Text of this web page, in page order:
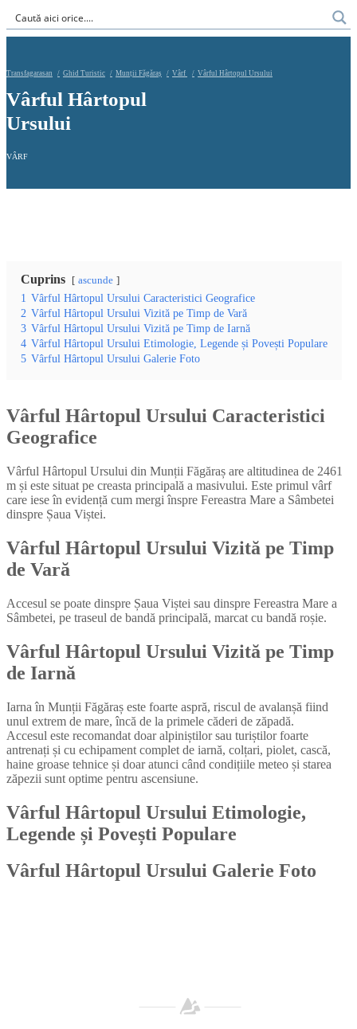
Transfagarasan Ghid Turistic Munții Făgăraș Vârf Vârful Hârtopul Ursului
Vârful Hârtopul
Ursului
VÂRF
Cuprins ascunde
1 Vârful Hârtopul Ursului Caracteristici Geografice
2 Vârful Hârtopul Ursului Vizită pe Timp de Vară
3 Vârful Hârtopul Ursului Vizită pe Timp de Iarnă
4 Vârful Hârtopul Ursului Etimologie, Legende și Povești Populare
5 Vârful Hârtopul Ursului Galerie Foto
Vârful Hârtopul Ursului Caracteristici
Geografice
Vârful Hârtopul Ursului din Munții Făgăraș are altitudinea de 2461
m și este situat pe creasta principală a masivului. Este primul vârf
care iese în evidență cum mergi înspre Fereastra Mare a Sâmbetei
dinspre Șaua Viștei.
Vârful Hârtopul Ursului Vizită pe Timp
de Vară
Accesul se poate dinspre Șaua Viștei sau dinspre Fereastra Mare a
Sâmbetei, pe traseul de bandă principală, marcat cu bandă roșie.
Vârful Hârtopul Ursului Vizită pe Timp
de Iarnă
Iarna în Munții Făgăraș este foarte aspră, riscul de avalanșă fiind
unul extrem de mare, încă de la primele căderi de zăpadă.
Accesul este recomandat doar alpiniștilor sau turiștilor foarte
antrenați și cu echipament complet de iarnă, colțari, piolet, cască,
haine groase tehnice și doar atunci când condițiile meteo și starea
zăpezii sunt optime pentru ascensiune.
Vârful Hârtopul Ursului Etimologie,
Legende și Povești Populare
Vârful Hârtopul Ursului Galerie Foto